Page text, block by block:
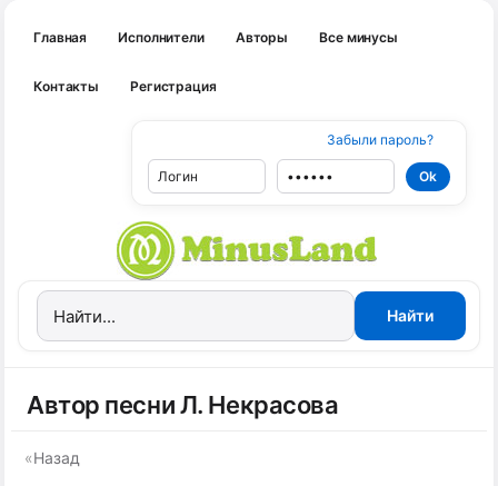
Главная Исполнители Авторы Все минусы
Контакты Регистрация
Забыли пароль?
Автор песни Л. Некрасова
«Назад